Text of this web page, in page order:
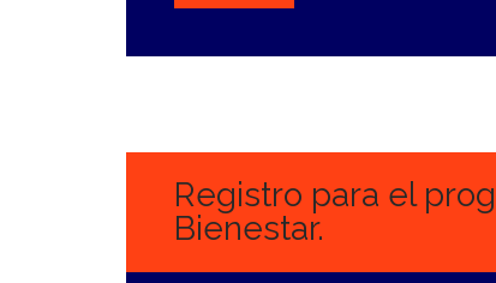
Registro para el
Bienestar.